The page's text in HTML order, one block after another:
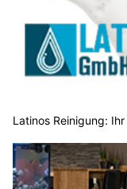
Latinos Reinigung: